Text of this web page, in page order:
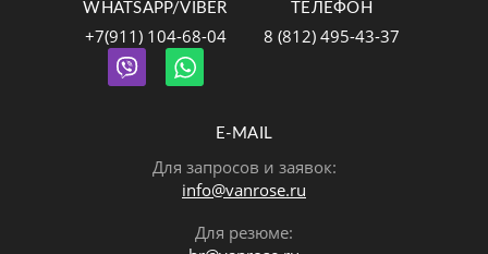
WHATSAPP/VIBER
+7(911) 104-68-04
ТЕЛЕФОН
8 (812) 495-43-37
E-MAIL
Для запросов и заявок:
info@vanrose.ru
Для резюме: